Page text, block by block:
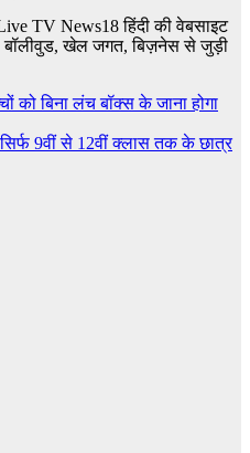
TV News18 हिंदी की वेबसाइट
बॉलीवुड, खेल जगत, बिज़नेस से जुड़ी
को बिना लंच बॉक्स के जाना होगा
9वीं से 12वीं क्लास तक के छात्र